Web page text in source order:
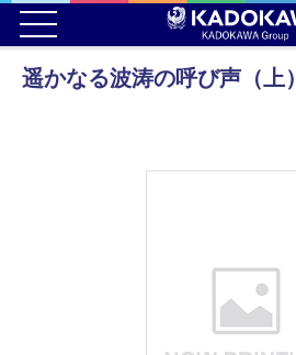
遥かなる波涛の呼び声（上）